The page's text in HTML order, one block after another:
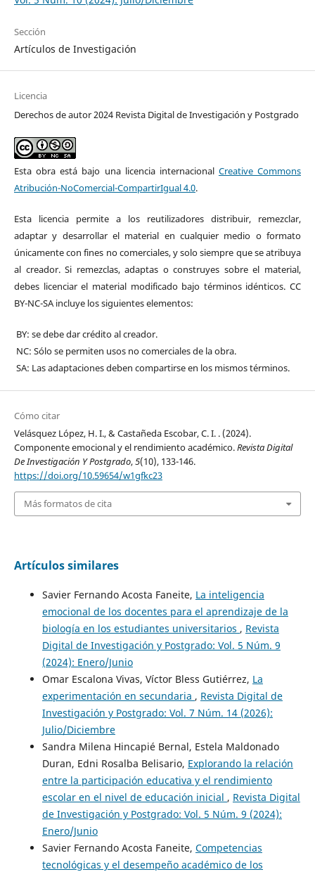
Sección
Artículos de Investigación
Licencia
Derechos de autor 2024 Revista Digital de Investigación y Postgrado
Esta obra está bajo una licencia internacional Creative Commons
Atribución-NoComercial-CompartirIgual 4.0.
Esta licencia permite a los reutilizadores distribuir, remezclar,
adaptar y desarrollar el material en cualquier medio o formato
únicamente con fines no comerciales, y solo siempre que se atribuya
al creador. Si remezclas, adaptas o construyes sobre el material,
debes licenciar el material modificado bajo términos idénticos. CC
BY-NC-SA incluye los siguientes elementos:
BY: se debe dar crédito al creador.
NC: Sólo se permiten usos no comerciales de la obra.
SA: Las adaptaciones deben compartirse en los mismos términos.
Cómo citar
Velásquez López, H. I., & Castañeda Escobar, C. I. . (2024).
Componente emocional y el rendimiento académico.Revista Digital
De Investigación Y Postgrado,5(10), 133-146.
https://doi.org/10.59654/w1gfkc23
Más formatos de cita
Artículos similares
Savier Fernando Acosta Faneite, La inteligencia
emocional de los docentes para el aprendizaje de la
biología en los estudiantes universitarios , Revista
Digital de Investigación y Postgrado: Vol. 5 Núm. 9
(2024): Enero/Junio
Omar Escalona Vivas, Víctor Bless Gutiérrez, La
experimentación en secundaria , Revista Digital de
Investigación y Postgrado: Vol. 7 Núm. 14 (2026):
Julio/Diciembre
Sandra Milena Hincapié Bernal, Estela Maldonado
Duran, Edni Rosalba Belisario, Explorando la relación
entre la participación educativa y el rendimiento
escolar en el nivel de educación inicial , Revista Digital
de Investigación y Postgrado: Vol. 5 Núm. 9 (2024):
Enero/Junio
Savier Fernando Acosta Faneite, Competencias
tecnológicas y el desempeño académico de los